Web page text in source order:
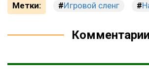
Метки: Игровой сленг
Комментарии